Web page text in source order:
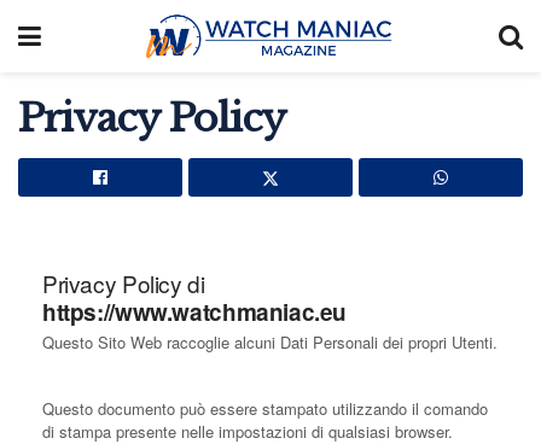
Privacy Policy
Privacy Policy di
https://www.watchmaniac.eu
Questo Sito Web raccoglie alcuni Dati Personali dei propri Utenti.
Questo documento può essere stampato utilizzando il comando
di stampa presente nelle impostazioni di qualsiasi browser.